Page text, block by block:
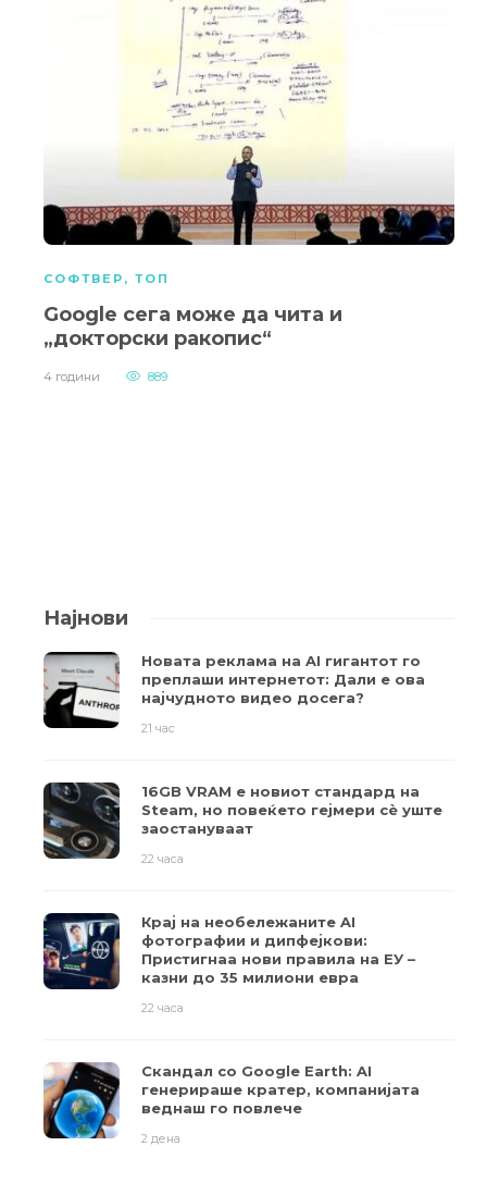
СОФТВЕР , ТОП
Google сега може да чита и
„докторски ракопис“
4 години 889
Најнови
Новата реклама на AI гигантот го
преплаши интернетот: Дали е ова
најчудното видео досега?
21 час
16GB VRAM е новиот стандард на
Steam, но повеќето гејмери ​​сè уште
заостануваат
22 часа
Крај на необележаните AI
фотографии и дипфејкови:
Пристигнаа нови правила на ЕУ –
казни до 35 милиони евра
22 часа
Скандал со Google Earth: AI
генерираше кратер, компанијата
веднаш го повлече
2 дена